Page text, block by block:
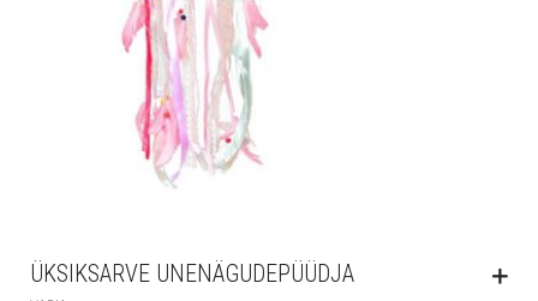
ÜKSIKSARVE UNENÄGUDEPÜÜDJA